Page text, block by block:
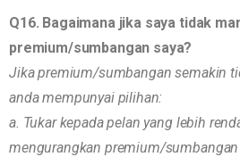
Q16. Bagaimana jika saya tidak
premium/sumbangan saya?
Jika premium/sumbangan semakin
anda mempunyai pilihan:
a. Tukar kepada pelan yang lebih
mengurangkan premium/